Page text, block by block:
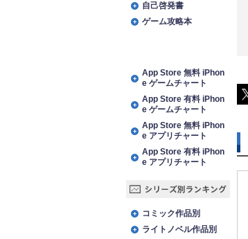
自己啓発書
ゲーム攻略本
App Store 無料 iPhon
e ゲームチャート
App Store 有料 iPhon
e ゲームチャート
App Store 無料 iPhon
e アプリチャート
App Store 有料 iPhon
e アプリチャート
コミック作品別
ライトノベル作品別